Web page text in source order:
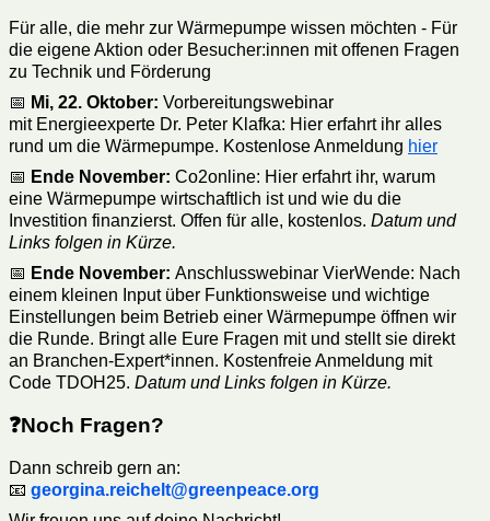
Für alle, die mehr zur Wärmepumpe wissen möchten - Für
die eigene Aktion oder Besucher:innen mit offenen Fragen
zu Technik und Förderung
📅 Mi, 22. Oktober: Vorbereitungswebinar
mit Energieexperte Dr. Peter Klafka: Hier erfahrt ihr alles
rund um die Wärmepumpe. Kostenlose Anmeldung hier
📅 Ende November: Co2online: Hier erfahrt ihr, warum
eine Wärmepumpe wirtschaftlich ist und wie du die
Investition finanzierst. Offen für alle, kostenlos. Datum und
Links folgen in Kürze.
📅 Ende November: Anschlusswebinar VierWende: Nach
einem kleinen Input über Funktionsweise und wichtige
Einstellungen beim Betrieb einer Wärmepumpe öffnen wir
die Runde. Bringt alle Eure Fragen mit und stellt sie direkt
an Branchen-Expert*innen. Kostenfreie Anmeldung mit
Code TDOH25. Datum und Links folgen in Kürze.
❓Noch Fragen?
Dann schreib gern an:
📧 georgina.reichelt@greenpeace.org